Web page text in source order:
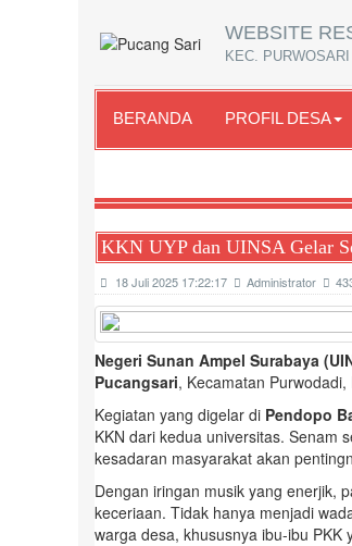
WEBSITE
KEC.
BERANDA PROFIL DESA
KKN UYP dan UINSA Gelar
18 Juli 2025 17:22:17 Administrator
Negeri Sunan Ampel Surabaya
Pucangsari, Kecamatan
Kegiatan yang digelar di Pendopo
KKN dari kedua universitas. Senam
kesadaran masyarakat akan
Dengan iringan musik yang enerjik,
keceriaan. Tidak hanya menjadi
warga desa, khususnya ibu-ibu